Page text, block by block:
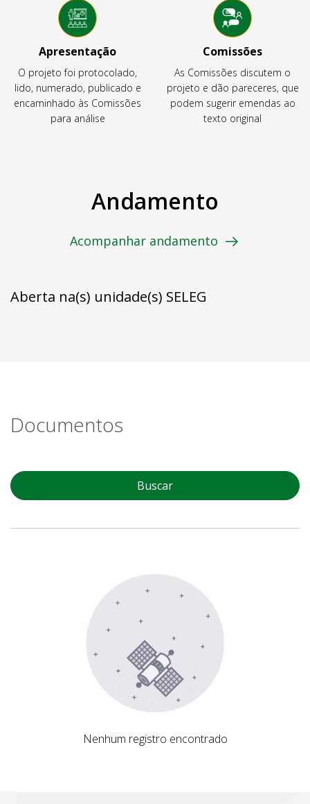
Apresentação
O projeto foi protocolado,
lido, numerado, publicado e
encaminhado às Comissões
para análise
Comissões
As Comissões discutem o
projeto e dão pareceres, que
podem sugerir emendas ao
texto original
Andamento
Acompanhar andamento
Aberta na(s) unidade(s) SELEG
Documentos
Buscar
Nenhum registro encontrado
Nenhum registro encontrado